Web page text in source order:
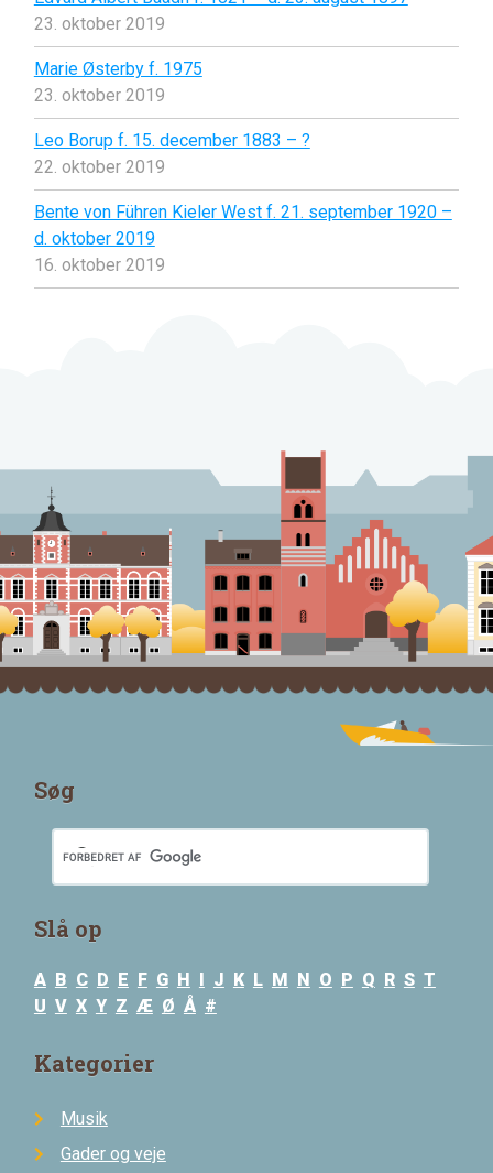
23. oktober 2019
Marie Østerby f. 1975
23. oktober 2019
Leo Borup f. 15. december 1883 – ?
22. oktober 2019
Bente von Führen Kieler West f. 21. september 1920 –
d. oktober 2019
16. oktober 2019
Søg
Slå op
A B C D E F G H I J K L M N O P Q R S T
U V X Y Z Æ Ø Å #
Kategorier
Musik
Gader og veje